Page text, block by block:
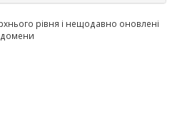
рівня і нещодавно оновлені
домени